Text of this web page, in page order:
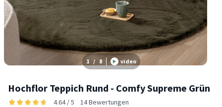
1 / 8 video
Hochflor Teppich Rund - Comfy Supreme Grün
4.64 / 5 14 Bewertungen